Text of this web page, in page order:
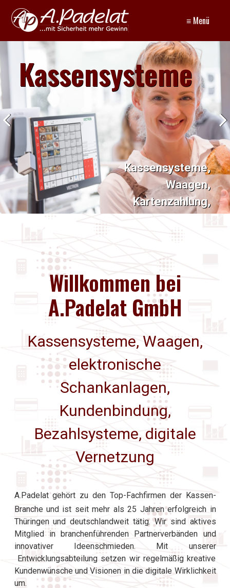
≡ Menü
Kassensysteme
Kassensysteme,
Waagen,
Kartenzahlung,
digitale Vernetzung
Willkommen bei
A.Padelat GmbH
Kassensysteme, Waagen,
elektronische
Schankanlagen,
Kundenbindung,
Bezahlsysteme, digitale
Vernetzung
A.Padelat gehört zu den Top-Fachfirmen der Kassen-
Branche und ist seit mehr als 25 Jahren erfolgreich in
Thüringen und deutschlandweit tätig. Wir sind aktives
Mitglied in branchenführenden Partnerverbänden und
innovativer Ideenschmieden. Mit unserer
Entwicklungsabteilung setzen wir regelmäßig kreative
Kundenwünsche und Visionen in die digitale Wirklichkeit
um.